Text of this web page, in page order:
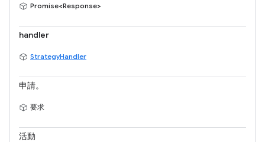
Promise<Response>
handler
StrategyHandler
申請。
要求
活動